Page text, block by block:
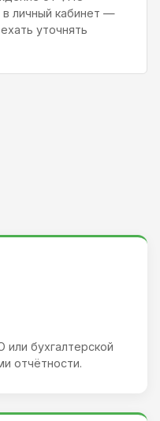
в личный кабинет —
уточнять
бухгалтерской
отчётности.